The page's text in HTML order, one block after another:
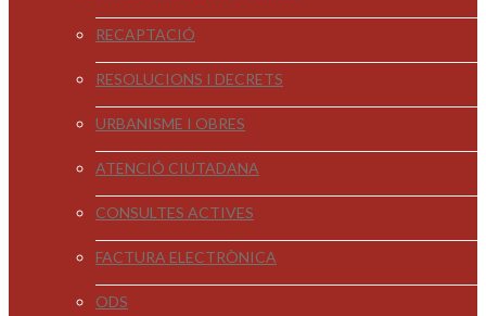
RECAPTACIÓ
RESOLUCIONS I DECRETS
URBANISME I OBRES
ATENCIÓ CIUTADANA
CONSULTES ACTIVES
FACTURA ELECTRÒNICA
ODS